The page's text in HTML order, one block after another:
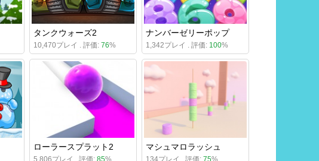
タンクウォーズ2
10,470プレイ . 評価: 76%
ナンバーゼリーポップ
1,342プレイ . 評価: 100%
ローラースプラット2
5,806プレイ . 評価: 85%
マシュマロラッシュ
134プレイ . 評価: 75%